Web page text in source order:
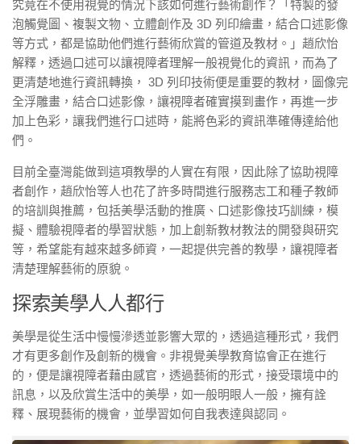
究竟在不使用視覺的情況下該如何進行藝術創作？「特製的發
泡觸覺圖、複製文物、立體創作及 3D 列印繪畫，結合口述影像
等方式，都是協助他們進行藝術欣賞的管道及教材。」趙欣怡
解釋，透過口述可以讓視障者理解一般視覺化的資訊，而為了
更清楚地進行資訊轉換， 3D 列印技術便是重要的教材，圖像完
全浮雕畫，結合口述影像，讓視障者確實摸到畫作，再進一步
加上色彩，讓我們進行口述時，能將色彩的資訊準確傳達給他
們。
目前全臺灣能做到這項教學的人實在有限，因此除了協助視障
者創作，趙欣怡等人也花了許多時間進行服務志工和種子教師
的培訓與推薦，包括美學活動的推廣、口述影像技巧訓練，模
擬、體驗視障者的學習狀態，加上創新教材教法的開發與研究
等，希望能有越來越多師資，一起提供完善的教學，讓視障者
清楚理解藝術的原貌。
探索美學人人都行
美學是從生活中慢慢滲透並影響大眾的，透過這種形式，我們
才有更多創作及創新的機會。非視覺美學教育協會正在進行
的，便是讓視障者藉由感官，透過藝術的形式，接受環境中的
訊息，以及欣賞生活中的美學，如一般明眼人一般，擁有詮
釋、展現藝術的機會，並學習如何自我表達與認同。